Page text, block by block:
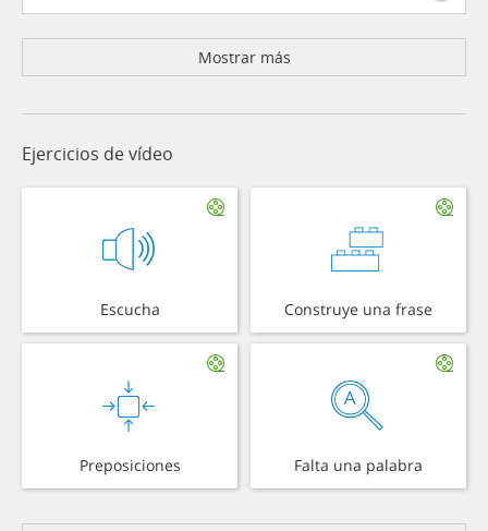
Mostrar más
Ejercicios de vídeo
Escucha Construye una frase
Preposiciones Falta una palabra